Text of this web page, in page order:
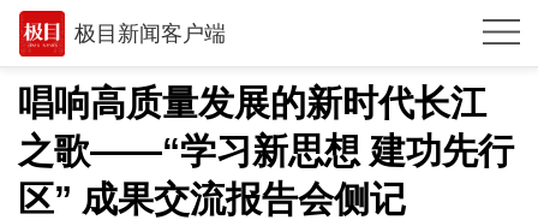
极目新闻客户端
推荐
观点
时政
唱响高质量发展的新时代长江
之歌——“学习新思想 建功先行
区” 成果交流报告会侧记